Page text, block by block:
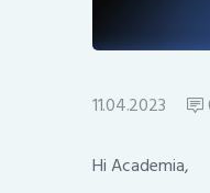
11.04.2023
Hi Academia,